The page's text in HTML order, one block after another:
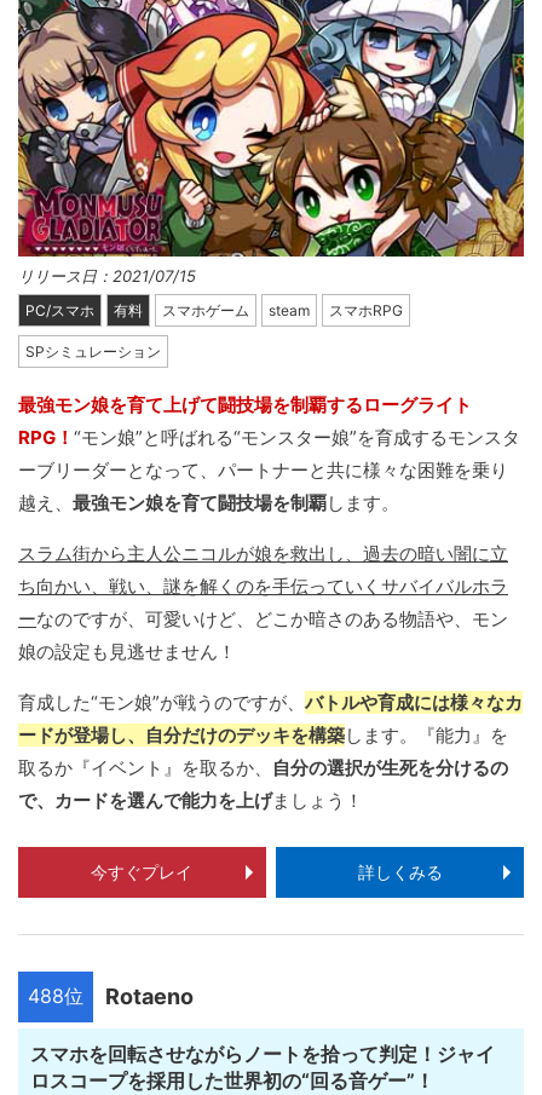
リリース日：2021/07/15
PC/スマホ 有料 スマホゲーム steam スマホRPG
SPシミュレーション
最強モン娘を育て上げて闘技場を制覇するローグライト
RPG！ “モン娘”と呼ばれる“モンスター娘”を育成するモンスタ
ーブリーダーとなって、パートナーと共に様々な困難を乗り
越え、 最強モン娘を育て闘技場を制覇します。
スラム街から主人公ニコルが娘を救出し、過去の暗い闇に立
ち向かい、戦い、謎を解くのを手伝っていくサバイバルホラ
ーなのですが、可愛いけど、どこか暗さのある物語や、モン
娘の設定も見逃せません！
育成した“モン娘”が戦うのですが、 バトルや育成には様々なカ
ードが登場し、自分だけのデッキを構築します。『能力』を
取るか『イベント』を取るか、
自分の選択が生死を分けるの
で、カードを選んで能力を上げましょう！
今すぐプレイ 詳しくみる
488位 Rotaeno
スマホを回転させながらノートを拾って判定！ジャイ
ロスコープを採用した世界初の“回る音ゲー”！